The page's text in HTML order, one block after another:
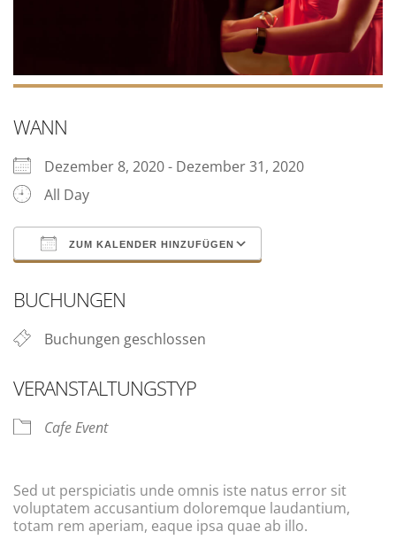
WANN
Dezember 8, 2020 - Dezember 31, 2020
All Day
ZUM KALENDER HINZUFÜGEN
BUCHUNGEN
Buchungen geschlossen
VERANSTALTUNGSTYP
Cafe Event
Sed ut perspiciatis unde omnis iste natus error sit
voluptatem accusantium doloremque laudantium,
totam rem aperiam, eaque ipsa quae ab illo.